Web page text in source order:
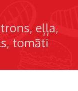
eļļa
tomāti